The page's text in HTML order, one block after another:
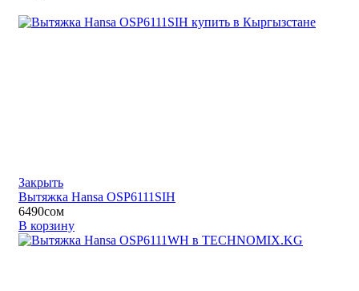
Закрыть
Вытяжка Hansa OSP6111SIH
6490сом
В корзину